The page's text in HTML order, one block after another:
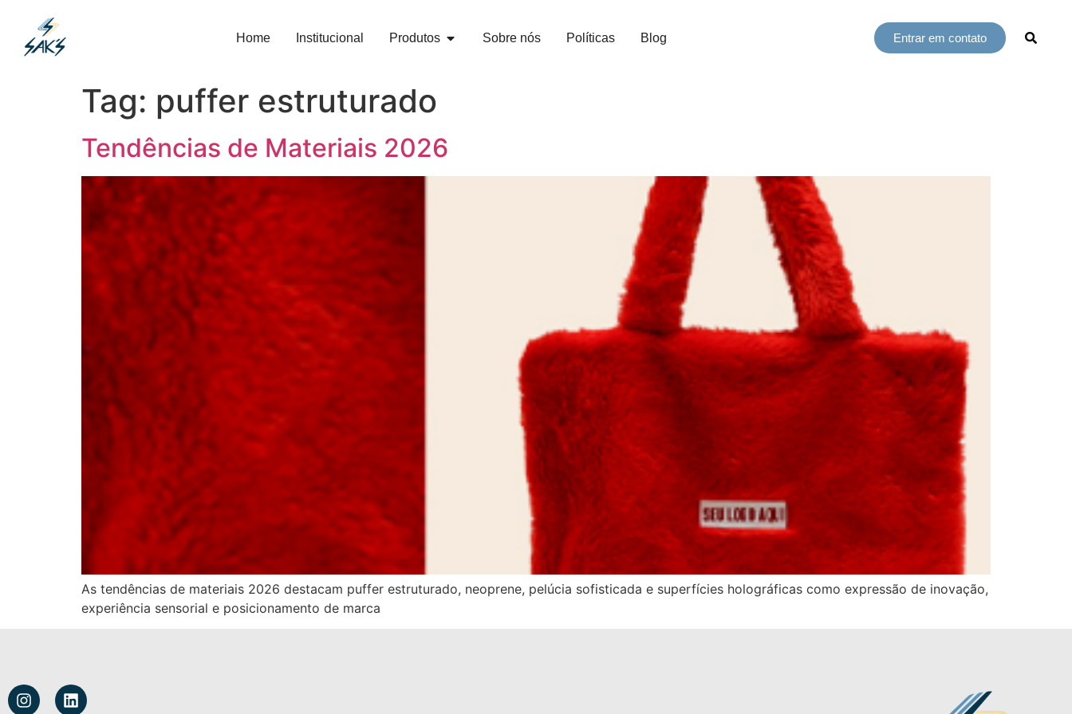
Home Institucional Produtos Sobre nós Políticas Blog Entrar em contato
Tag: puffer estruturado
Tendências de Materiais 2026
As tendências de materiais 2026 destacam puffer estruturado, neoprene, pelúcia sofisticada e superfícies holográficas como expressão de inovação,
experiência sensorial e posicionamento de marca